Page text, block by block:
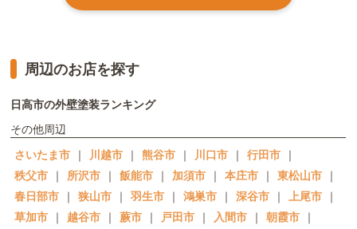
周辺のお店を探す
日高市の外壁塗装ランキング
その他周辺
さいたま市 ｜ 川越市 ｜ 熊谷市 ｜ 川口市 ｜ 行田市 ｜
秩父市 ｜ 所沢市 ｜ 飯能市 ｜ 加須市 ｜ 本庄市 ｜ 東松山市 ｜
春日部市 ｜ 狭山市 ｜ 羽生市 ｜ 鴻巣市 ｜ 深谷市 ｜ 上尾市 ｜
草加市 ｜ 越谷市 ｜ 蕨市 ｜ 戸田市 ｜ 入間市 ｜ 朝霞市 ｜